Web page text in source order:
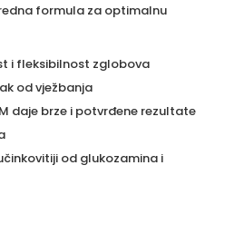
formula za optimalnu
i fleksibilnost zglobova
od vježbanja
daje brze i potvrđene rezultate
od glukozamina i